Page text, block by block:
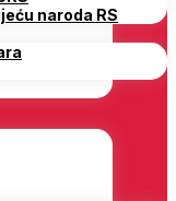
naroda RS